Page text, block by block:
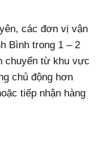
các đơn vị vận
Bình trong 1 – 2
chuyển từ khu vực
chủ động hơn
tiếp nhận hàng